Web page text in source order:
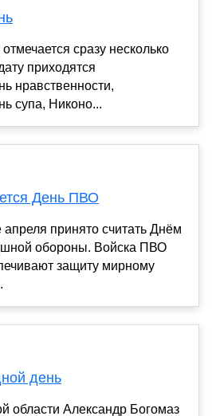
сразу несколько
приходятся
нравственности,
супа, Никоно...
День ПВО
апреля принято считать Днём
обороны. Войска ПВО
защиту мирному
день
области Александр Богомаз